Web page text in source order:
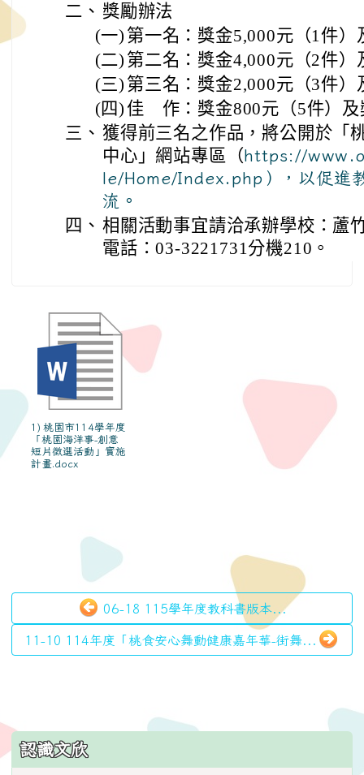
二、 獎勵辦法
(一) 第一名：獎金5,000元（1件）
(二) 第二名：獎金4,000元（2件）
(三) 第三名：獎金2,000元（3件）
(四) 佳 作：獎金800元（5件）及
三、 獲得前三名之作品，將公開於「
中心」網站專區（https://
le/Home/Index.php），以促進
流。
四、 相關活動事宜請洽承辦學校：蘆
電話：03-3221731分機210。
1) 桃園市114學年度
「桃園海洋事-創意
短片徵選活動」實施
計畫.docx
06-18 115學年度教科書版本...
11-10 114年度「桃食安心舞動健康嘉年華-街舞...
:::
認識文欣